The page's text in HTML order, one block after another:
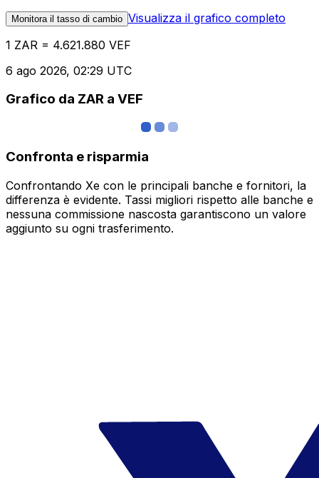
Monitora il tasso di cambio Visualizza il grafico completo
1 ZAR = 4.621.880 VEF
6 ago 2026, 02:29 UTC
Grafico da ZAR a VEF
Confronta e risparmia
Confrontando Xe con le principali banche e fornitori, la
differenza è evidente. Tassi migliori rispetto alle banche e
nessuna commissione nascosta garantiscono un valore
aggiunto su ogni trasferimento.